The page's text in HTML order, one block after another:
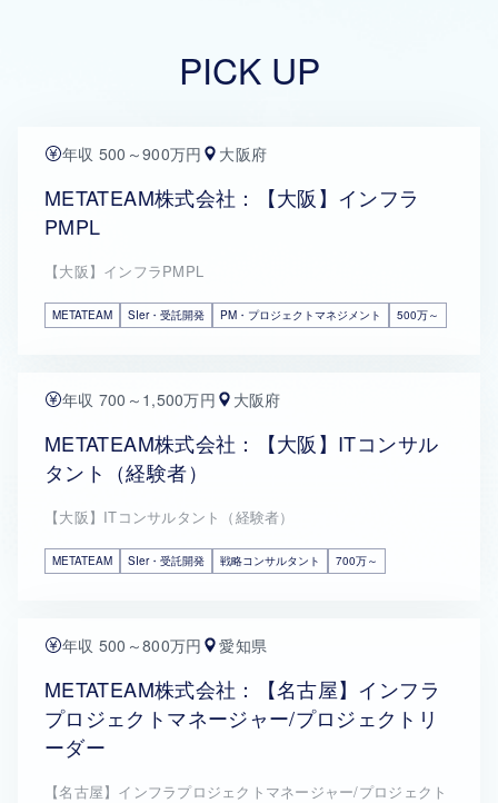
PICK UP
年収 500～900万円 大阪府
METATEAM株式会社：【大阪】インフラ
PMPL
【大阪】インフラPMPL
METATEAM SIer・受託開発 PM・プロジェクトマネジメント 500万～
年収 700～1,500万円 大阪府
METATEAM株式会社：【大阪】ITコンサル
タント（経験者）
【大阪】ITコンサルタント（経験者）
METATEAM SIer・受託開発 戦略コンサルタント 700万～
年収 500～800万円 愛知県
METATEAM株式会社：【名古屋】インフラ
プロジェクトマネージャー/プロジェクトリ
ーダー
【名古屋】インフラプロジェクトマネージャー/プロジェクト